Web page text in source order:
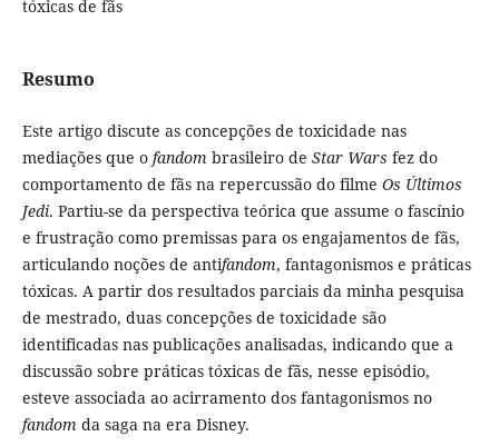
tóxicas de fãs
Resumo
Este artigo discute as concepções de toxicidade nas
mediações que o fandom brasileiro de Star Wars fez do
comportamento de fãs na repercussão do filme Os Últimos
Jedi. Partiu-se da perspectiva teórica que assume o fascínio
e frustração como premissas para os engajamentos de fãs,
articulando noções de antifandom, fantagonismos e práticas
tóxicas. A partir dos resultados parciais da minha pesquisa
de mestrado, duas concepções de toxicidade são
identificadas nas publicações analisadas, indicando que a
discussão sobre práticas tóxicas de fãs, nesse episódio,
esteve associada ao acirramento dos fantagonismos no
fandom da saga na era Disney.